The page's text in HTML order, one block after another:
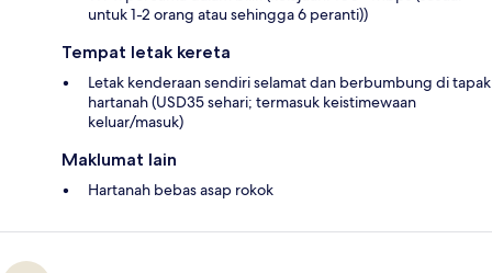
untuk 1-2 orang atau sehingga 6 peranti))
Tempat letak kereta
Letak kenderaan sendiri selamat dan berbumbung di tapak
hartanah (USD35 sehari; termasuk keistimewaan
keluar/masuk)
Maklumat lain
Hartanah bebas asap rokok